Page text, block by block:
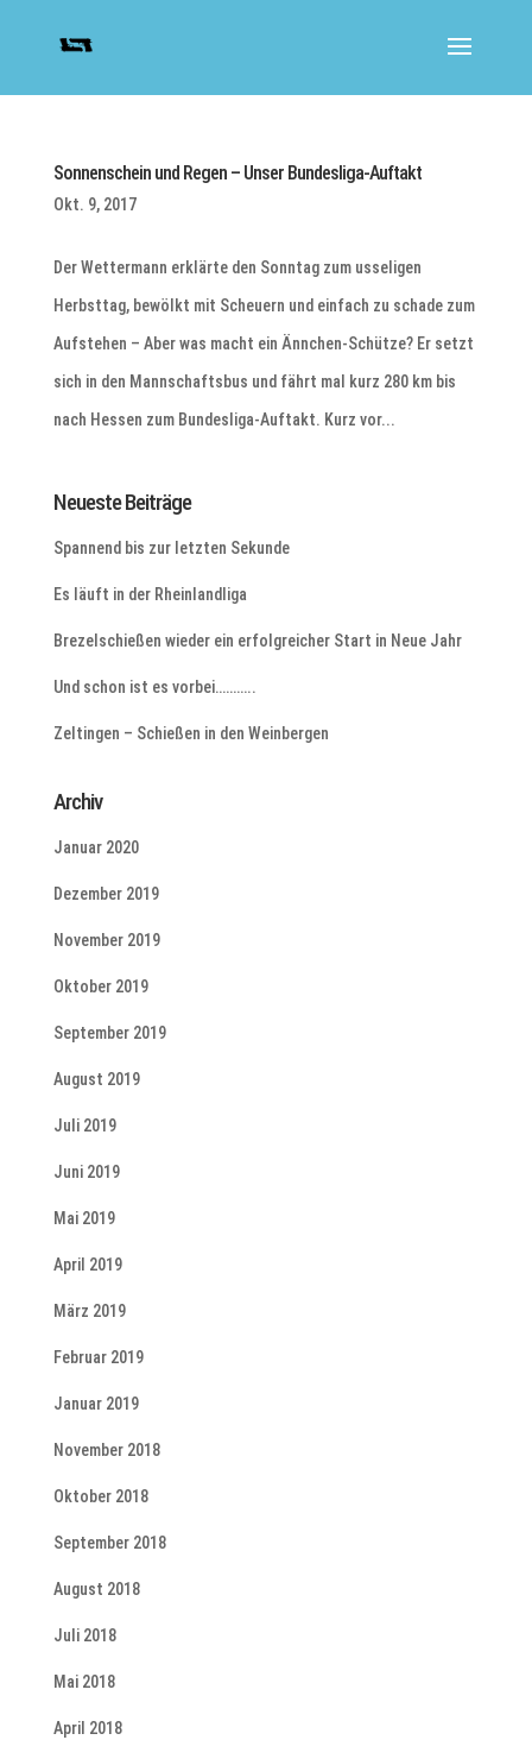
Sonnenschein und Regen – Unser Bundesliga-Auftakt
Okt. 9, 2017
Der Wettermann erklärte den Sonntag zum usseligen
Herbsttag, bewölkt mit Scheuern und einfach zu schade zum
Aufstehen – Aber was macht ein Ännchen-Schütze? Er setzt
sich in den Mannschaftsbus und fährt mal kurz 280 km bis
nach Hessen zum Bundesliga-Auftakt. Kurz vor...
Neueste Beiträge
Spannend bis zur letzten Sekunde
Es läuft in der Rheinlandliga
Brezelschießen wieder ein erfolgreicher Start in Neue Jahr
Und schon ist es vorbei………..
Zeltingen – Schießen in den Weinbergen
Archiv
Januar 2020
Dezember 2019
November 2019
Oktober 2019
September 2019
August 2019
Juli 2019
Juni 2019
Mai 2019
April 2019
März 2019
Februar 2019
Januar 2019
November 2018
Oktober 2018
September 2018
August 2018
Juli 2018
Mai 2018
April 2018